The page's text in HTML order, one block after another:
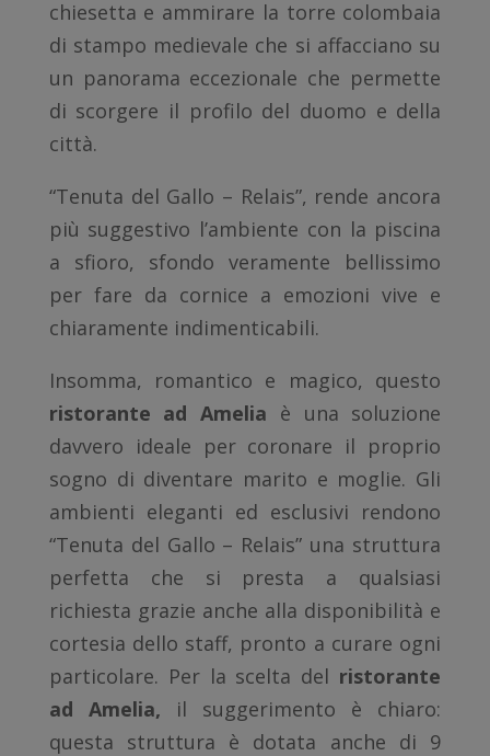
chiesetta e ammirare la torre colombaia
di stampo medievale che si affacciano su
un panorama eccezionale che permette
di scorgere il profilo del duomo e della
città.
“Tenuta del Gallo – Relais”, rende ancora
più suggestivo l’ambiente con la piscina
a sfioro, sfondo veramente bellissimo
per fare da cornice a emozioni vive e
chiaramente indimenticabili.
Insomma, romantico e magico, questo
ristorante ad Amelia è una soluzione
davvero ideale per coronare il proprio
sogno di diventare marito e moglie. Gli
ambienti eleganti ed esclusivi rendono
“Tenuta del Gallo – Relais” una struttura
perfetta che si presta a qualsiasi
richiesta grazie anche alla disponibilità e
cortesia dello staff, pronto a curare ogni
particolare. Per la scelta del ristorante
ad Amelia, il suggerimento è chiaro:
questa struttura è dotata anche di 9